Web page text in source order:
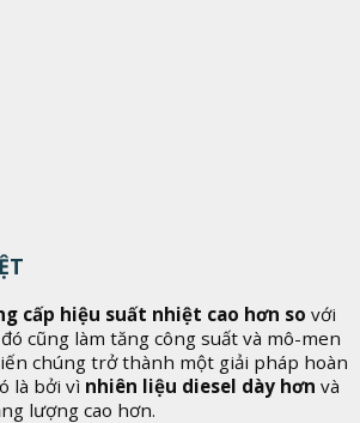
cấp hiệu suất nhiệt cao hơn so với
cũng làm tăng công suất và mô-men
chúng trở thành một giải pháp hoàn
là bởi vì nhiên liệu diesel dày hơn và
lượng cao hơn.